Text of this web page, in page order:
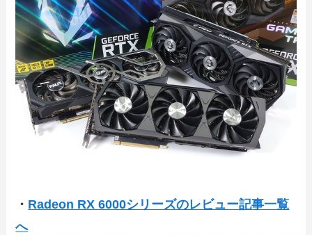
・ Radeon RX 6000シリーズのレビュー記事一覧
へ